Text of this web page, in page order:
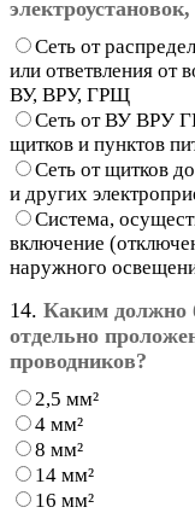
Сеть от
или ответвления от
ВУ, ВРУ, ГРЩ
Сеть от ВУ ВРУ
щитков и пунктов
Сеть от щитков
и других
Система,
включение
наружного
14. Каким должно
отдельно
проводников?
2,5 мм²
4 мм²
8 мм²
14 мм²
16 мм²